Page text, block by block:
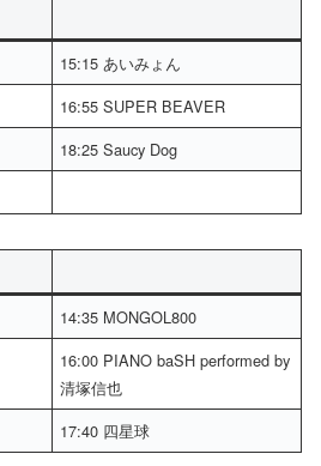
15:15 あいみょん
16:55 SUPER BEAVER
18:25 Saucy Dog
14:35 MONGOL800
16:00 PIANO baSH performed by
清塚信也
17:40 四星球